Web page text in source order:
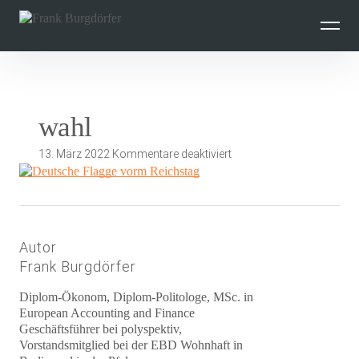
überspringen
wahl
13. März 2022 Kommentare deaktiviertfür
Autor
Frank Burgdörfer
Diplom-Ökonom, Diplom-Politologe, MSc. in
European Accounting and Finance
Geschäftsführer bei polyspektiv,
Vorstandsmitglied bei der EBD Wohnhaft in